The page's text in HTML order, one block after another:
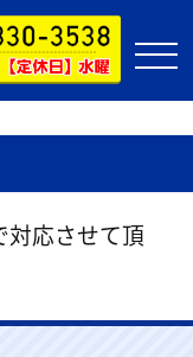
対応させて頂